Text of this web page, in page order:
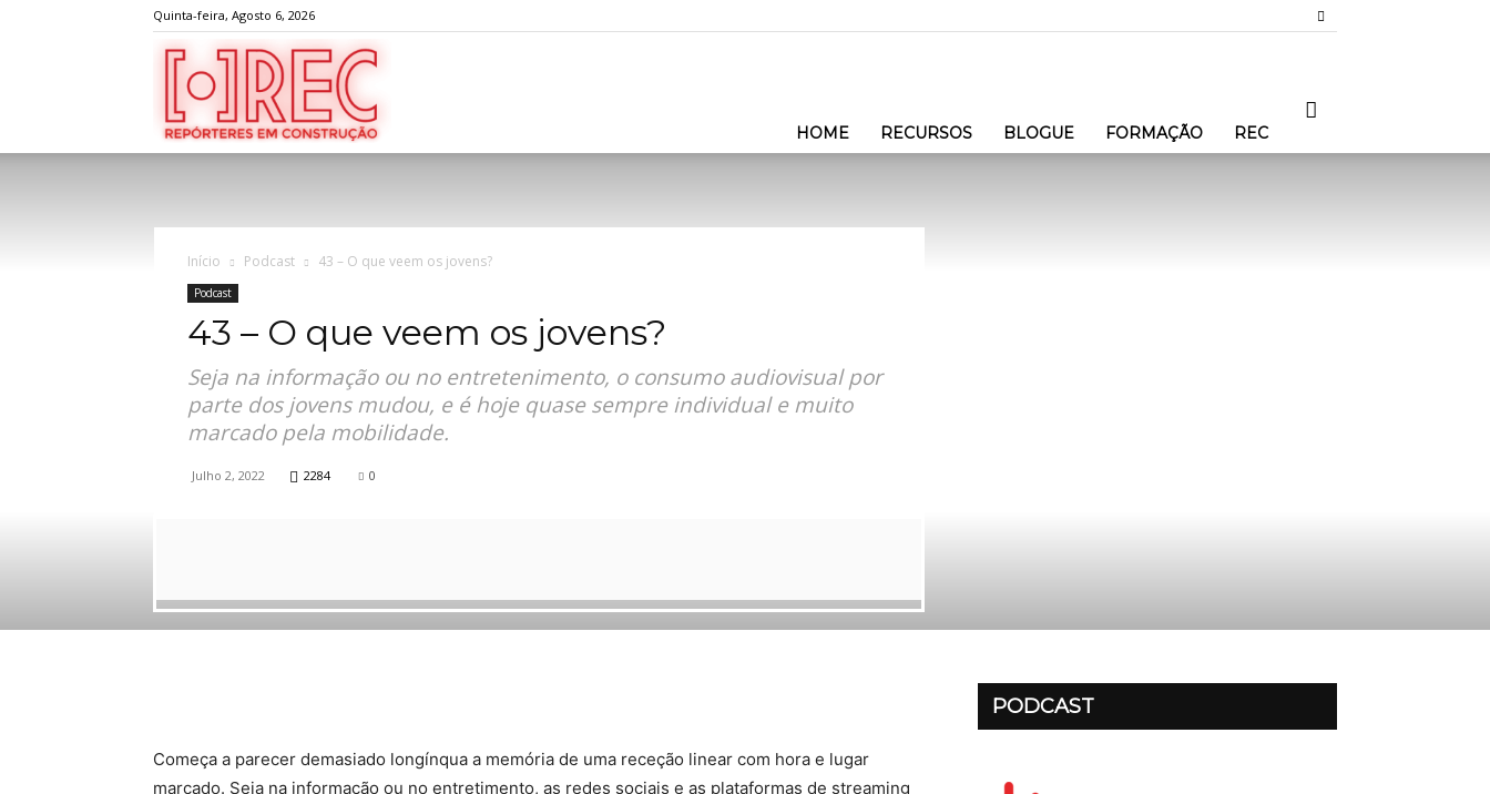
Quinta-feira, Agosto 6, 2026
HOME RECURSOS BLOGUE FORMAÇÃO REC
Início Podcast 43 – O que veem os jovens?
Podcast
43 – O que veem os jovens?
Seja na informação ou no entretenimento, o consumo audiovisual por
parte dos jovens mudou, e é hoje quase sempre individual e muito
marcado pela mobilidade.
Julho 2, 2022 2284 0
Começa a parecer demasiado longínqua a memória de uma receção linear com hora e lugar
marcado. Seja na informação ou no entretimento, as redes sociais e as plataformas de streaming
PODCAST